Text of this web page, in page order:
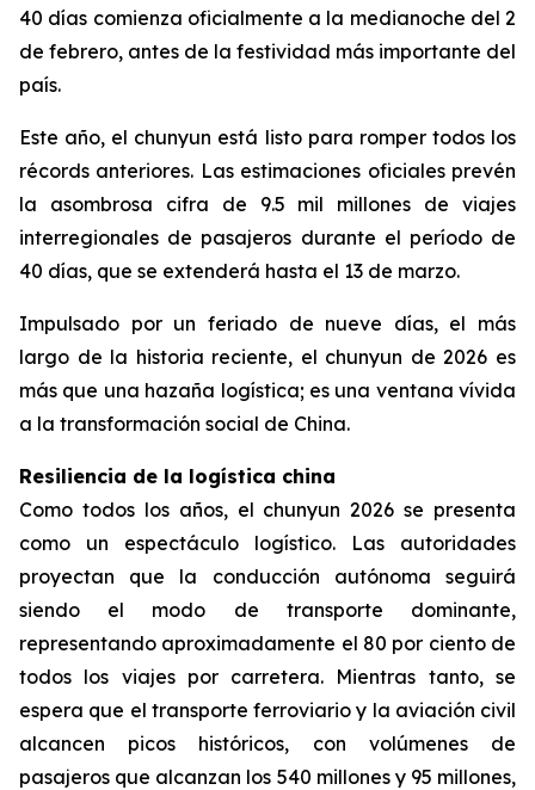
40 días comienza oficialmente a la medianoche del 2
de febrero, antes de la festividad más importante del
país.
Este año, el chunyun está listo para romper todos los
récords anteriores. Las estimaciones oficiales prevén
la asombrosa cifra de 9.5 mil millones de viajes
interregionales de pasajeros durante el período de
40 días, que se extenderá hasta el 13 de marzo.
Impulsado por un feriado de nueve días, el más
largo de la historia reciente, el chunyun de 2026 es
más que una hazaña logística; es una ventana vívida
a la transformación social de China.
Resiliencia de la logística china
Como todos los años, el chunyun 2026 se presenta
como un espectáculo logístico. Las autoridades
proyectan que la conducción autónoma seguirá
siendo el modo de transporte dominante,
representando aproximadamente el 80 por ciento de
todos los viajes por carretera. Mientras tanto, se
espera que el transporte ferroviario y la aviación civil
alcancen picos históricos, con volúmenes de
pasajeros que alcanzan los 540 millones y 95 millones,